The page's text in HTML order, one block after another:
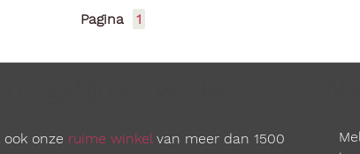
Pagina
1
ook onze ruime winkelvan meer dan 1500